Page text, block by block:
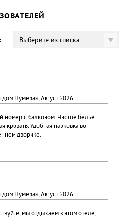
Выберите из списка
дом Нумера», Август 2026
номер с балконом. Чистое бельё.
кровать. Удобная парковка во
дворике.
дом Нумера», Август 2026
мы отдыхаем в этом отеле,